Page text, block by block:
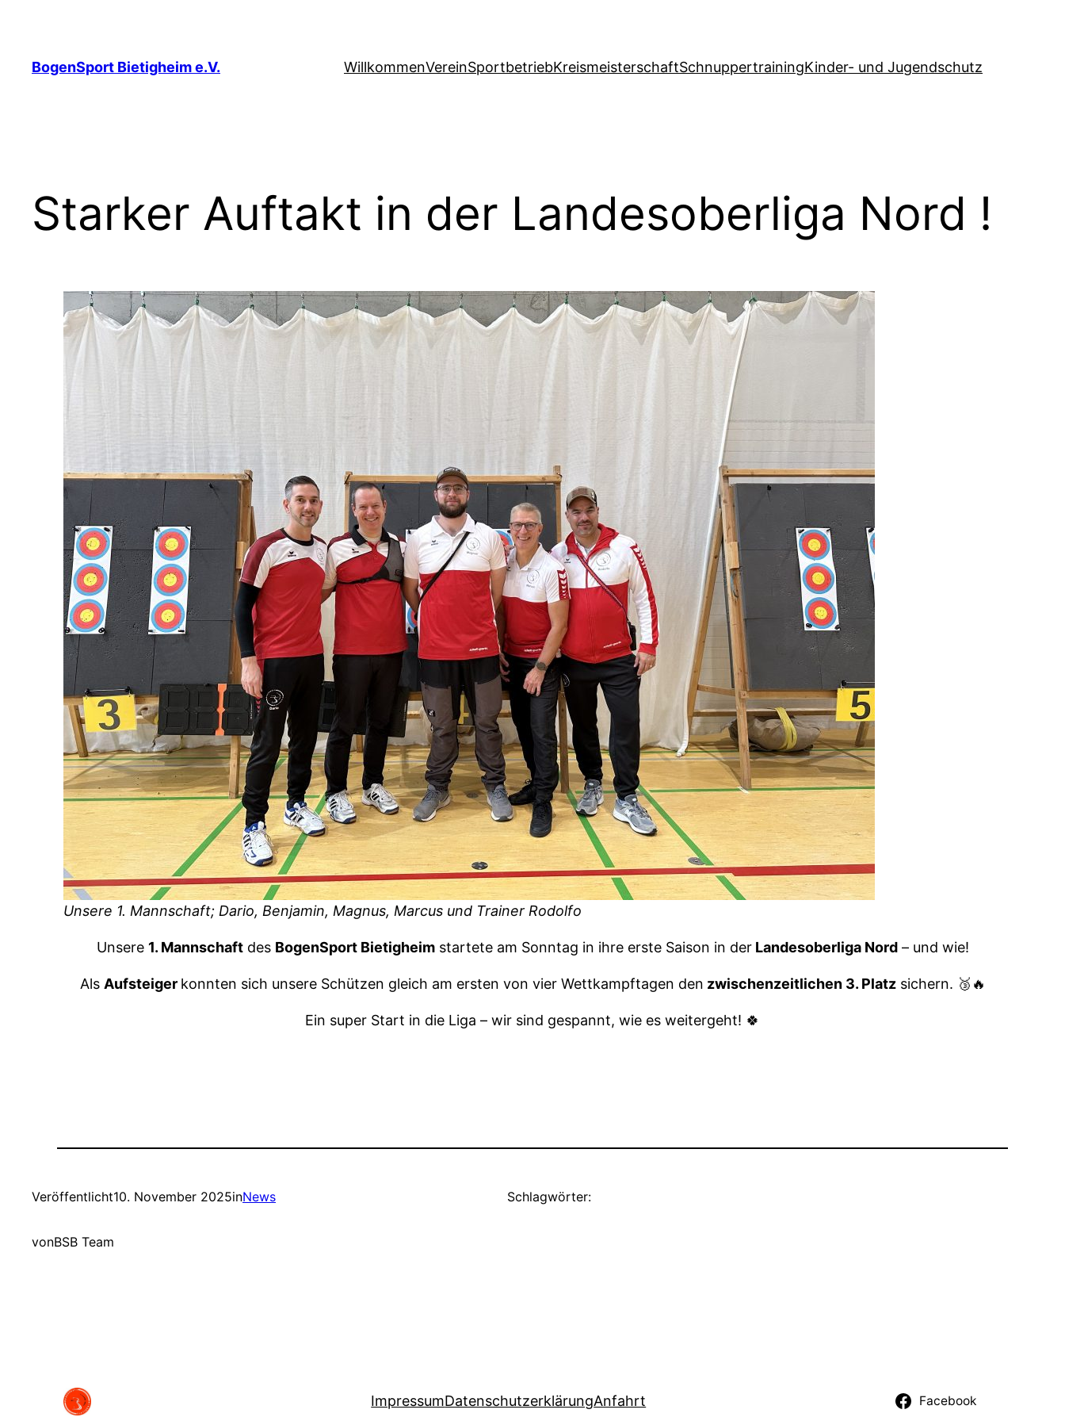
springen
BogenSport Bietigheim e.V. WillkommenVereinSportbetriebKreismeisterschaftSchnuppertrainingKinder- und Jugendschutz
Starker Auftakt in der Landesoberliga Nord !
Unsere 1. Mannschaft; Dario, Benjamin, Magnus, Marcus und Trainer Rodolfo
Unsere 1. Mannschaftdes BogenSport Bietigheimstartete am Sonntag in ihre erste Saison in derLandesoberliga Nord– und wie!
Als Aufsteiger konnten sich unsere Schützen gleich am ersten von vier Wettkampftagen den zwischenzeitlichen 3. Platzsichern. 🥉🔥
Ein super Start in die Liga – wir sind gespannt, wie es weitergeht! 🍀
Veröffentlicht10. November 2025inNews
vonBSB Team
Schlagwörter:
ImpressumDatenschutzerklärungAnfahrt Facebook